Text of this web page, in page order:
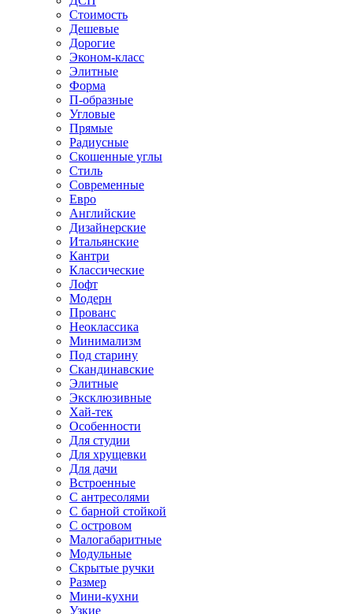
Стоимость
Дешевые
Дорогие
Эконом-класс
Элитные
Форма
П-образные
Угловые
Прямые
Радиусные
Скошенные углы
Стиль
Современные
Евро
Английские
Дизайнерские
Итальянские
Кантри
Классические
Лофт
Модерн
Прованс
Неоклассика
Минимализм
Под старину
Скандинавские
Элитные
Эксклюзивные
Хай-тек
Особенности
Для студии
Для хрущевки
Для дачи
Встроенные
С антресолями
С барной стойкой
С островом
Малогабаритные
Модульные
Скрытые ручки
Размер
Мини-кухни
Узкие